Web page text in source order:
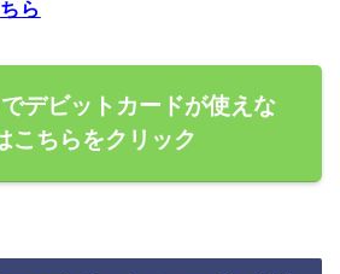
ら
デビットカードが使えな
こちらをクリック